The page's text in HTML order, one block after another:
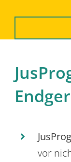
JusProg
vor